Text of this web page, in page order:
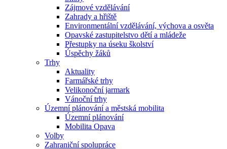
Zájmové vzdělávání
Zahrady a hřiště
Environmentální vzdělávání, výchova a osvěta
Opavské zastupitelstvo dětí a mládeže
Přestupky na úseku školství
Úspěchy žáků
Trhy
Aktuality
Farmářské trhy
Velikonoční jarmark
Vánoční trhy
Územní plánování a městská mobilita
Územní plánování
Mobilita Opava
Volby
Zahraniční spolupráce